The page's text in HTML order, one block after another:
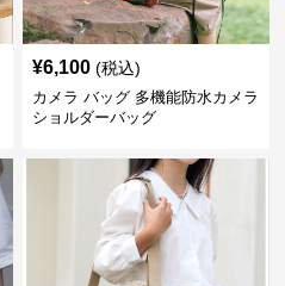
¥6,100 (税込)
カメラ バッグ 多機能防水カメラ
ショルダーバッグ